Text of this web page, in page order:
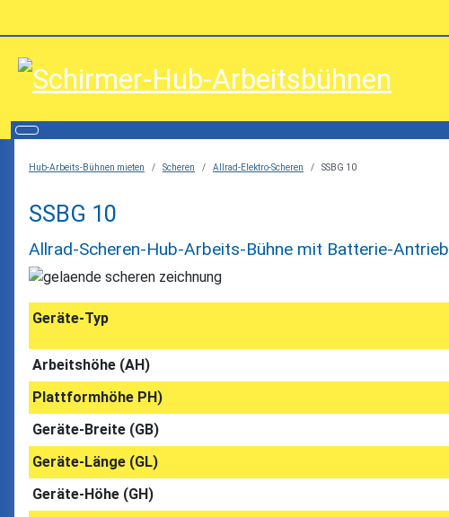
Hub-Arbeits-Bühnen mieten Scheren Allrad-Elektro-Scheren SSBG 10
SSBG 10
Allrad-Scheren-Hub-Arbeits-Bühne mit Batterie-Antrieb
Geräte-Typ
Arbeitshöhe (AH)
Plattformhöhe PH)
Geräte-Breite (GB)
Geräte-Länge (GL)
Geräte-Höhe (GH)